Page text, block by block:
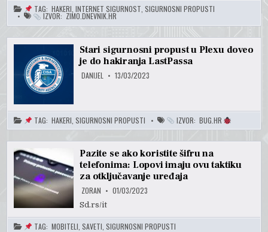
TAG: HAKERI INTERNET SIGURNOST SIGURNOSNI PROPUSTI
IZVOR: ZIMO.DNEVNIK.HR
Stari sigurnosni propust u Plexu doveo
je do hakiranja LastPassa
DANIJEL 13/03/2023
TAG: HAKERI SIGURNOSNI PROPUSTI IZVOR: BUG.HR
Pazite se ako koristite šifru na
telefonima: Lopovi imaju ovu taktiku
za otključavanje uređaja
ZORAN 01/03/2023
Sd.rs/it
TAG: MOBITELI SAVETI SIGURNOSNI PROPUSTI